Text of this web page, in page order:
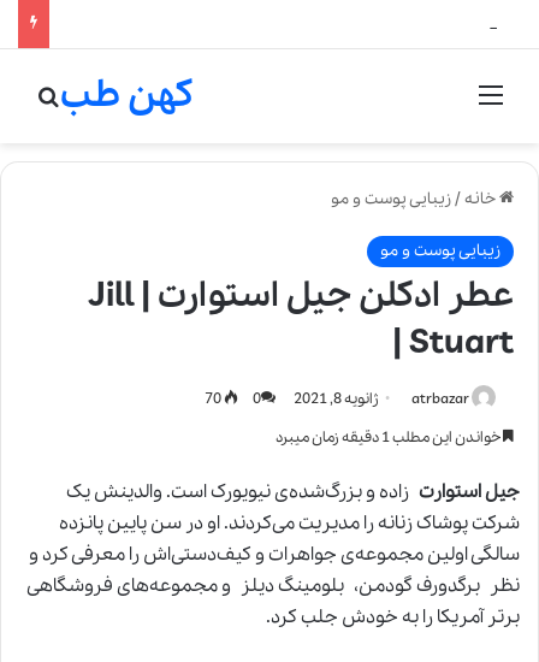
منو کهن طب
خانه/زیبایی پوست و مو
زیبایی پوست و مو
عطر ادکلن جیل استوارت | Jill
Stuart |
atrbazar ژانویه 8, 2021 0
خواندن این مطلب 1 دقیقه زمان میبرد
جیل استوارت زاده و بزرگ‌شده‌ی نیویورک است. والدینش یک
شرکت پوشاک زنانه را مدیریت می‌کردند. او در سن پایین پانزده
سالگی اولین مجموعه‌ی جواهرات و کیف‌دستی‌اش را معرفی کرد و
نظر برگدورف گودمن، بلومینگ دیلز و مجموعه‌های فروشگاهی
برتر آمریکا را به خودش جلب کرد.